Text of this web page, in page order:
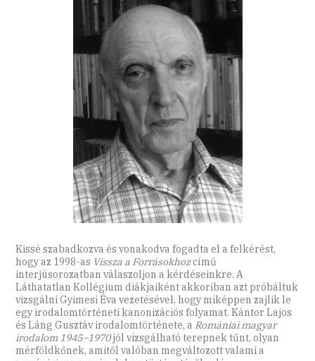
Kissé szabadkozva és vonakodva fogadta el a felkérést,
hogy az 1998-as Vissza a Forrásokhozcímű
interjúsorozatban válaszoljon a kérdéseinkre. A
Láthatatlan Kollégium diákjaiként akkoriban azt próbáltuk
vizsgálni Gyimesi Éva vezetésével, hogy miképpen zajlik le
egy irodalomtörténeti kanonizációs folyamat. Kántor Lajos
és Láng Gusztáv irodalomtörténete, a Romániai magyar
irodalom 1945–1970jól vizsgálható terepnek tűnt, olyan
mérföldkőnek, amitől valóban megváltozott valami a